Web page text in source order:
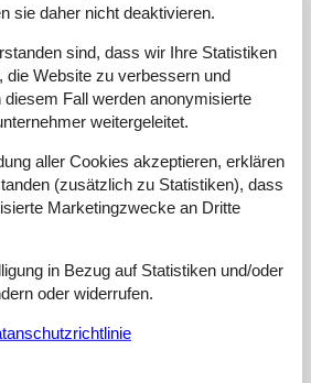
Externe Bewertungen
Bezogen auf2Bewertungen
(0)
Kommentare
haben Kommentare auf Deutsch
sie daher nicht deaktivieren.
sind, dass wir Ihre Statistiken
die Website zu verbessern und
Fall werden anonymisierte
weitergeleitet.
aller Cookies akzeptieren, erklären
(zusätzlich zu Statistiken), dass
Marketingzwecke an Dritte
in Bezug auf Statistiken und/oder
oder widerrufen.